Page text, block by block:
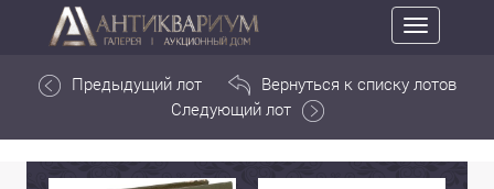
Toggle
navigation
Предыдущий лот
Вернуться к списку лотов
Следующий лот